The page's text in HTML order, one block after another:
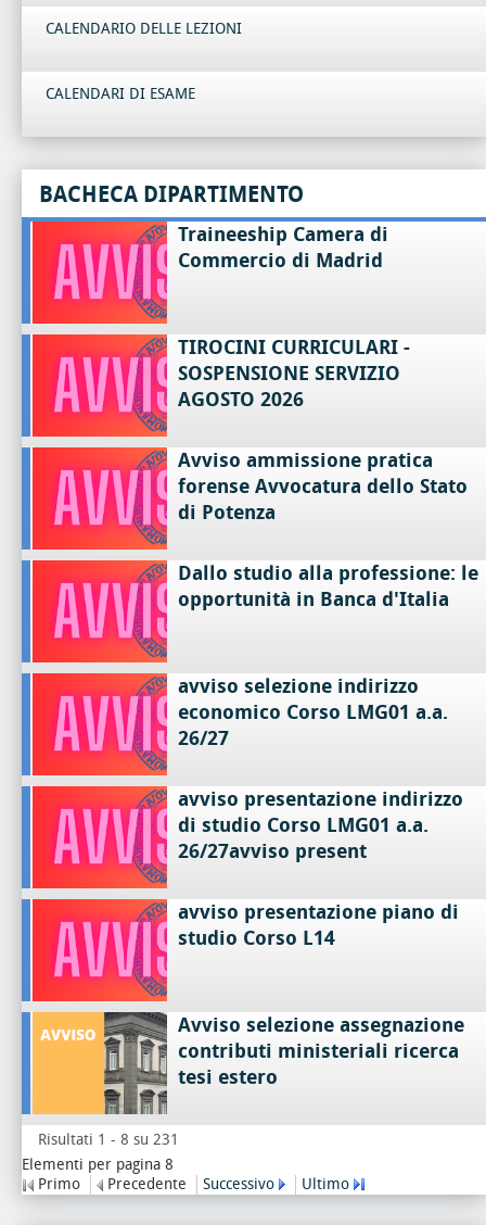
CALENDARIO DELLE LEZIONI
CALENDARI DI ESAME
BACHECA DIPARTIMENTO
Traineeship Camera di
Commercio di Madrid
TIROCINI CURRICULARI -
SOSPENSIONE SERVIZIO
AGOSTO 2026
Avviso ammissione pratica
forense Avvocatura dello Stato
di Potenza
Dallo studio alla professione: le
opportunità in Banca d'Italia
avviso selezione indirizzo
economico Corso LMG01 a.a.
26/27
avviso presentazione indirizzo
di studio Corso LMG01 a.a.
26/27avviso present
avviso presentazione piano di
studio Corso L14
Avviso selezione assegnazione
contributi ministeriali ricerca
tesi estero
Risultati 1 - 8 su 231
Elementi per pagina 8
Primo
Precedente Successivo Ultimo